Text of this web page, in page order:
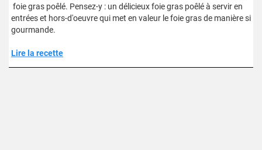
foie gras poêlé. Pensez-y : un délicieux foie gras poêlé à servir en
entrées et hors-d'oeuvre qui met en valeur le foie gras de manière si
gourmande.
Lire la recette